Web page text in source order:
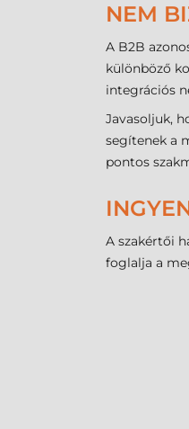
NEM
A B2B
különböző
integrációs
Javasoljuk,
segítenek a
pontos
A szakértői
foglalja a